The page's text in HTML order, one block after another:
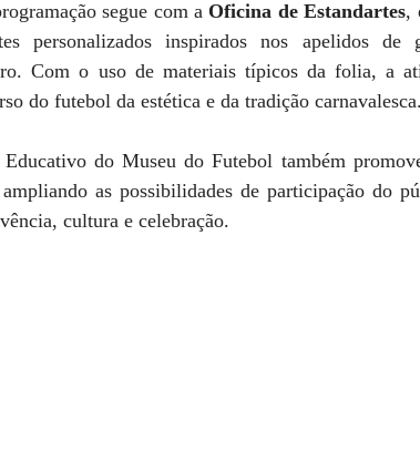
segue com a Oficina de Estandartes,
personalizados inspirados nos apelidos de
Com o uso de materiais típicos da folia, a
do futebol da estética e da tradição carnavalesca.
do Museu do Futebol também
as possibilidades de participação do
cultura e celebração.